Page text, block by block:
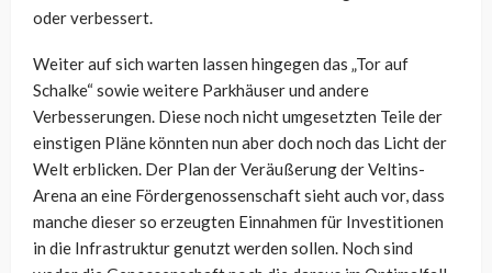
oder verbessert.
Weiter auf sich warten lassen hingegen das „Tor auf
Schalke“ sowie weitere Parkhäuser und andere
Verbesserungen. Diese noch nicht umgesetzten Teile der
einstigen Pläne könnten nun aber doch noch das Licht der
Welt erblicken. Der Plan der Veräußerung der Veltins-
Arena an eine Fördergenossenschaft sieht auch vor, dass
manche dieser so erzeugten Einnahmen für Investitionen
in die Infrastruktur genutzt werden sollen. Noch sind